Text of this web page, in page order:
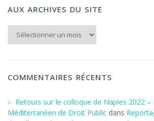
AUX ARCHIVES DU SITE
Aux archives du Site
COMMENTAIRES RÉCENTS
Retours sur le colloque de Naples 2022
Méditerranéen de Droit Public dans